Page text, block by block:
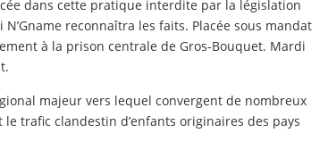
dans cette pratique interdite par la législation
reconnaîtra les faits. Placée sous mandat
à la prison centrale de Gros-Bouquet. Mardi
majeur vers lequel convergent de nombreux
trafic clandestin d’enfants originaires des pays